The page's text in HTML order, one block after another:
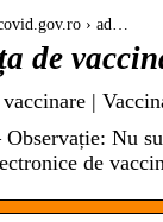
› ad…
de
|
Nu
de